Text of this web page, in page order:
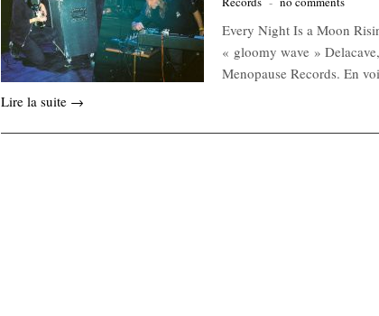
Every Night Is a Moon
« gloomy wave »
Menopause Records. En
Lire la suite →
New Noise #79